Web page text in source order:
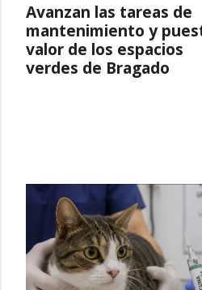
Avanzan las tareas de
mantenimiento y
valor de los espacios
verdes de Bragado